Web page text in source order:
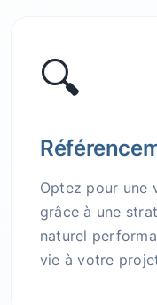
🔍
Optez pour une
grâce à une
naturel
vie à votre